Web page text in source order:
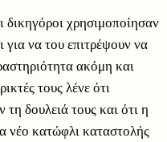
δικηγόροι χρησιμοποίησαν
να του επιτρέψουν να
ακόμη και
τους λένε ότι
δουλειά τους και ότι η
νέο κατώφλι καταστολής